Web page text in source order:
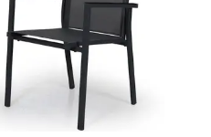
Hængestole
Badeværelsestæpper
Badeværelsesindretning